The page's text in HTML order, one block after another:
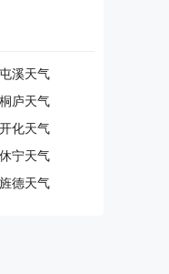
屯溪天气
桐庐天气
开化天气
休宁天气
旌德天气